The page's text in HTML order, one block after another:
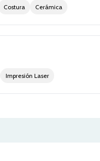
Costura Cerámica
Impresión Laser